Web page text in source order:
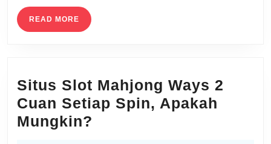
READ MORE READ
MORE
Situs Slot Mahjong Ways 2
Cuan Setiap Spin, Apakah
Mungkin?